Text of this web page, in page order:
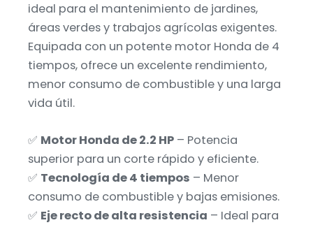
ideal para el mantenimiento de jardines,
áreas verdes y trabajos agrícolas exigentes.
Equipada con un potente motor Honda de 4
tiempos, ofrece un excelente rendimiento,
menor consumo de combustible y una larga
vida útil.
✅ Motor Honda de 2.2 HP – Potencia
superior para un corte rápido y eficiente.
✅ Tecnología de 4 tiempos – Menor
consumo de combustible y bajas emisiones.
✅ Eje recto de alta resistencia – Ideal para